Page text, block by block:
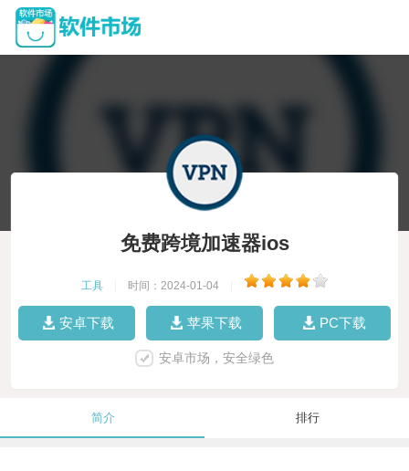
免费跨境加速器ios
工具 时间：2024-01-04
安卓下载 苹果下载 PC下载
安卓市场，安全绿色
简介 排行